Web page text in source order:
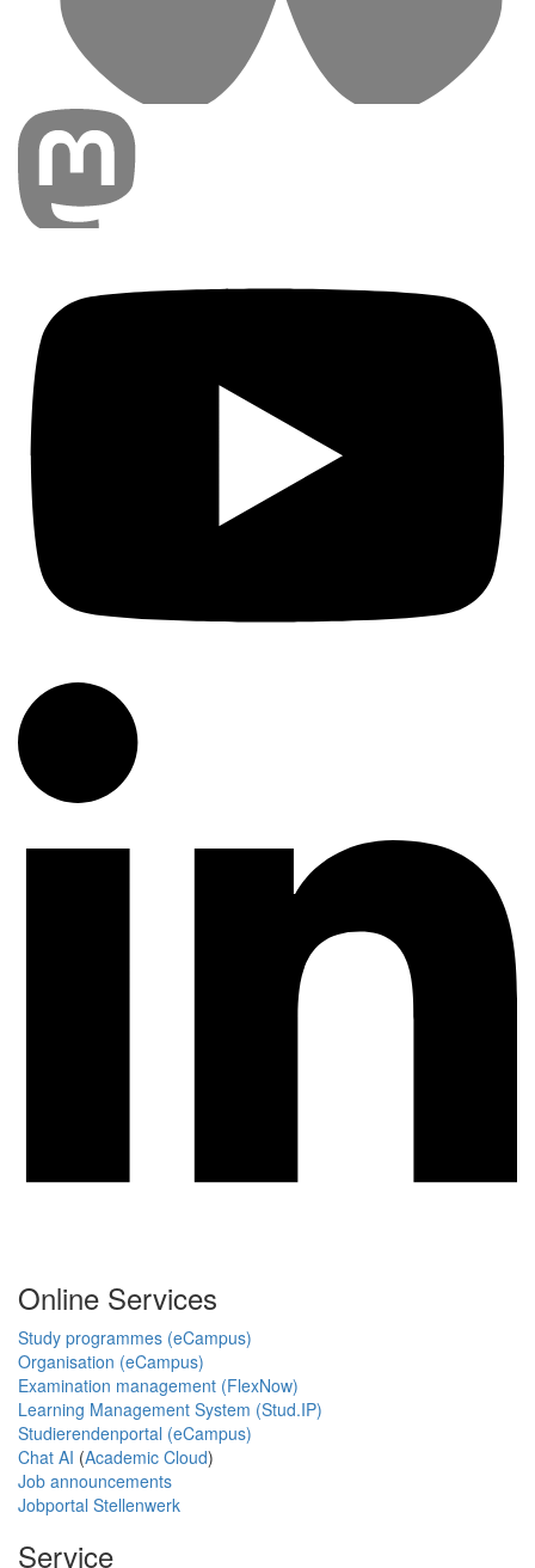
Online Services
Study programmes (eCampus)
Organisation (eCampus)
Examination management (FlexNow)
Learning Management System (Stud.IP)
Studierendenportal (eCampus)
Chat AI (Academic Cloud)
Job announcements
Jobportal Stellenwerk
Service